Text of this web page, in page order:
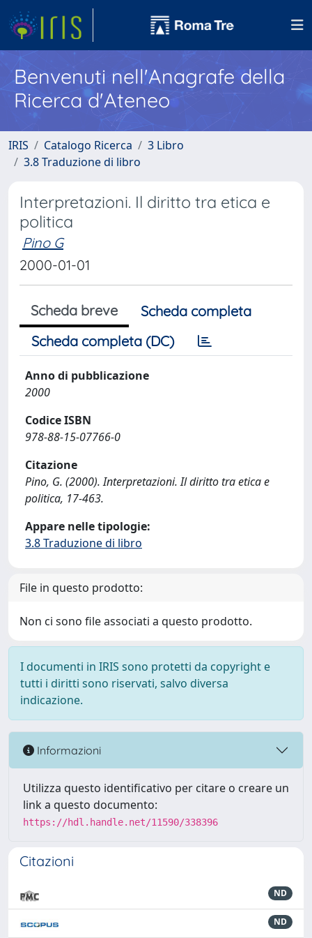
Benvenuti nell'Anagrafe della
Ricerca d'Ateneo
IRIS Catalogo Ricerca
3 Libro
3.8 Traduzione di libro
Interpretazioni. Il diritto tra etica e
politica
Pino G
2000-01-01
Scheda breve
Scheda completa
Scheda completa (DC)
Anno di pubblicazione
2000
Codice ISBN
978-88-15-07766-0
Citazione
Pino, G. (2000). Interpretazioni. Il diritto tra etica e
politica, 17-463.
Appare nelle tipologie:
3.8 Traduzione di libro
File in questo prodotto:
Non ci sono file associati a questo prodotto.
I documenti in IRIS sono protetti da copyright e
tutti i diritti sono riservati, salvo diversa
indicazione.
Informazioni
Utilizza questo identificativo per citare o creare un
link a questo documento:
https://hdl.handle.net/11590/338396
Citazioni
ND
ND